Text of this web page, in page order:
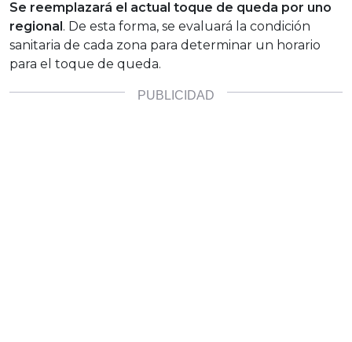
Se reemplazará el actual toque de queda por uno
regional. De esta forma, se evaluará la condición
sanitaria de cada zona para determinar un horario
para el toque de queda.